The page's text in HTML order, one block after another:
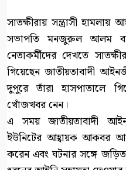
সাতক্ষীরায় সন্ত্রাসী
সভাপতি মনজুরুল আলম
নেতাকর্মীদের দেখতে
গিয়েছেন জাতীয়তাবাদী
দুপুরে তাঁরা হাসপাতালে
খোঁজখবর নেন।
এ সময় জাতীয়তাবাদী
ইউনিটের আহ্বায়ক আকবর
করেন এবং ঘটনার সঙ্গে